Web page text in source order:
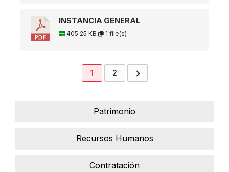
Patrimonio
Recursos Humanos
Contratación
INSTANCIA GENERAL
405.25 KB 1 file(s)
1 2